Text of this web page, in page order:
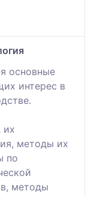
основные
интерес в
их
методы их
по
методы